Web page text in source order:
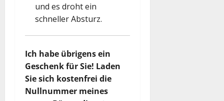
und es droht ein
schneller Absturz.
Ich habe übrigens ein
Geschenk für Sie! Laden
Sie sich kostenfrei die
Nullnummer meines